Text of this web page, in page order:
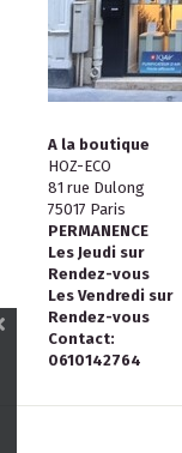
A la boutique
HOZ-ECO
81 rue Dulong
75017 Paris
PERMANENCE
Les Jeudi sur
Rendez-vous
Les Vendredi sur
Rendez-vous
Contact:
0610142764